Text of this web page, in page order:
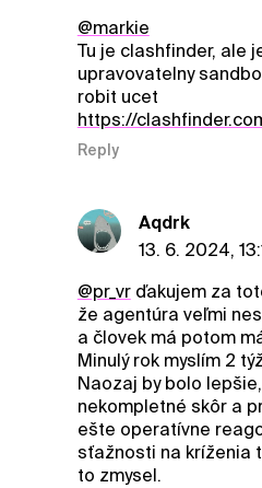
@markie
Tu je clashfinder, ale
upravovatelny
robit ucet
https://
Reply
Aqdrk
13. 6. 2024,
@pr_vrďakujem za
že agentúra veľmi
a človek má potom
Minulý rok myslím 2
Naozaj by bolo
nekompletné skôr a
ešte operatívne
sťažnosti na kríženia
to zmysel.